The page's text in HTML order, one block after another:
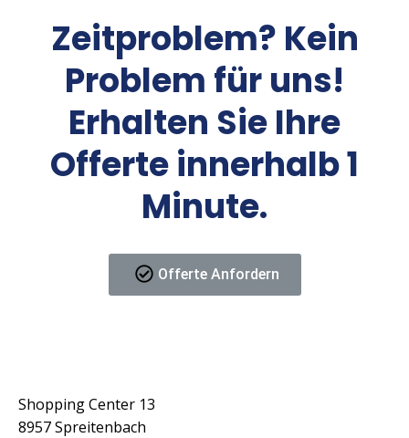
Zeitproblem? Kein
Problem für uns!
Erhalten Sie Ihre
Offerte innerhalb 1
Minute.
Offerte Anfordern
Shopping Center 13
8957 Spreitenbach